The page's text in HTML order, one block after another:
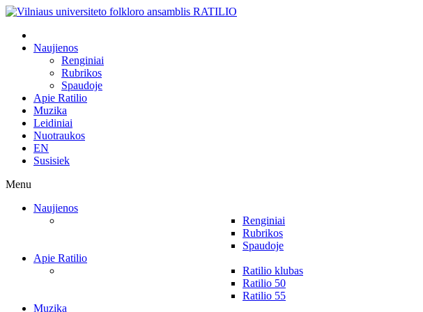
Naujienos
Renginiai
Rubrikos
Spaudoje
Apie Ratilio
Muzika
Leidiniai
Nuotraukos
EN
Susisiek
Menu
Naujienos
Renginiai
Rubrikos
Spaudoje
Apie Ratilio
Ratilio klubas
Ratilio 50
Ratilio 55
Muzika